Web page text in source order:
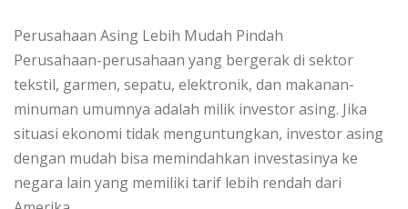
Perusahaan Asing Lebih Mudah Pindah
Perusahaan-perusahaan yang bergerak di sektor
tekstil, garmen, sepatu, elektronik, dan makanan-
minuman umumnya adalah milik investor asing. Jika
situasi ekonomi tidak menguntungkan, investor asing
dengan mudah bisa memindahkan investasinya ke
negara lain yang memiliki tarif lebih rendah dari